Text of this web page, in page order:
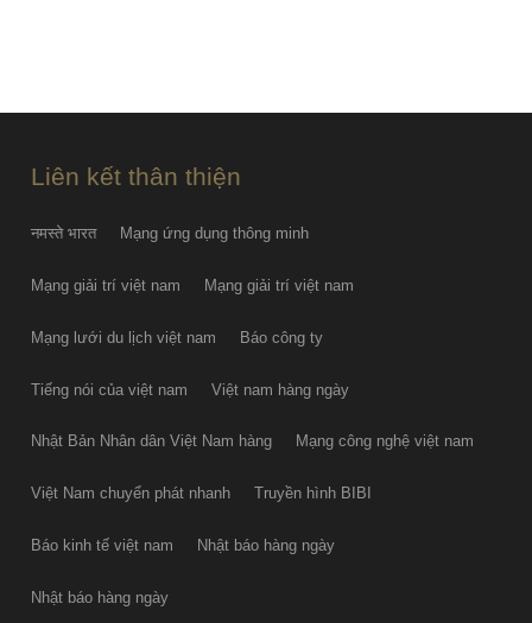
Liên kết thân thiện
नमस्ते भारत Mạng ứng dụng thông minh
Mạng giải trí việt nam Mạng giải trí việt nam
Mạng lưới du lịch việt nam Báo công ty
Tiếng nói của việt nam Việt nam hàng ngày
Nhật Bản Nhân dân Việt Nam hàng Mạng công nghệ việt nam
Việt Nam chuyển phát nhanh Truyền hình BIBI
Báo kinh tế việt nam Nhật báo hàng ngày
Nhật báo hàng ngày